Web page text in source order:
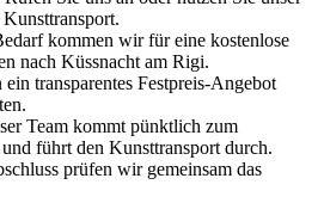
kommen wir für eine kostenlose
nach Küssnacht am Rigi.
ein transparentes Festpreis-Angebot
Team kommt pünktlich zum
führt den Kunsttransport durch.
prüfen wir gemeinsam das